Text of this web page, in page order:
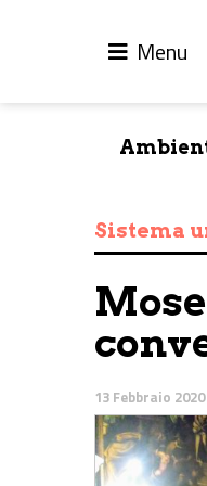
Menu
Sistema
13 Febbraio 2020